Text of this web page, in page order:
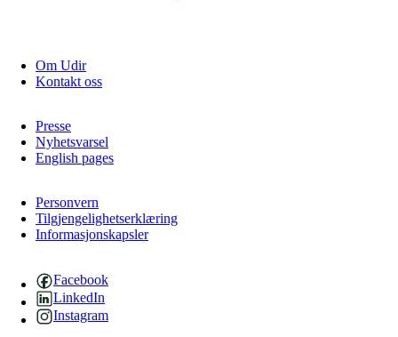
Om Udir
Kontakt oss
Presse
Nyhetsvarsel
English pages
Personvern
Tilgjengelighetserklæring
Informasjonskapsler
Facebook
LinkedIn
Instagram